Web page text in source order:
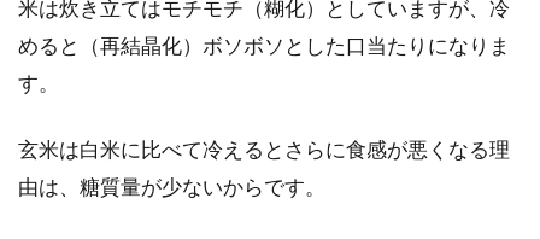
スープジャーで楽しむ！栄養満点な
健康やダイエットのために、玄米はとても効果
的です。昼食を職場や学校で食べる人ならば、
米は炊き立てはモチモチ（糊化）としていますが、冷
めると（再結晶化）ボソボソとした口当たりになりま
す。
玄米は白米に比べて冷えるとさらに食感が悪くなる理
由は、糖質量が少ないからです。